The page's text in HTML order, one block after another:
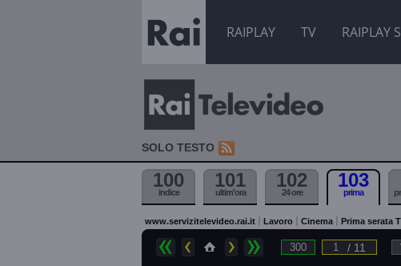
RAIPLAY TV RAIPLAY
SOLO TESTO
100
indice
101
ultim'ora
102
24 ore
103
prima
www.servizitelevideo.rai.it Lavoro Cinema Prima serata
/ 11